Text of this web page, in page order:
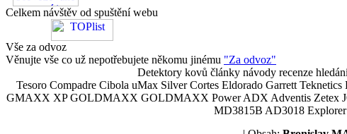
Celkem návštěv od spuštění webu
Vše za odvoz
Věnujte vše co už nepotřebujete někomu jinému "Za odvoz"
Detektory kovů články návody recenze
Tesoro Compadre Cibola uMax Silver Cortes Eldorado Garrett
GMAXX XP GOLDMAXX GOLDMAXX Power ADX Adventis Zetex
MD3815B AD3018 Explorer